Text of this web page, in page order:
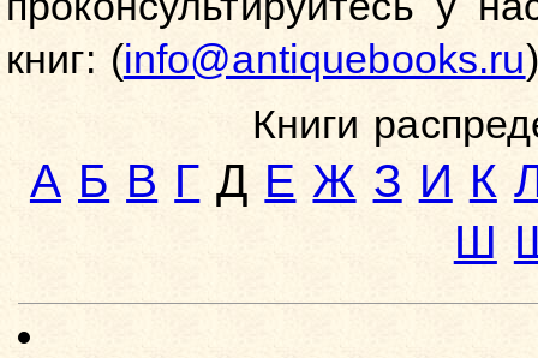
книг: (info@antiquebooks.ru
Книги
А Б В Г Д Е Ж З И К
Ш